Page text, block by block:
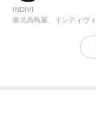
INDIVI
泉北高島屋 インディヴィ